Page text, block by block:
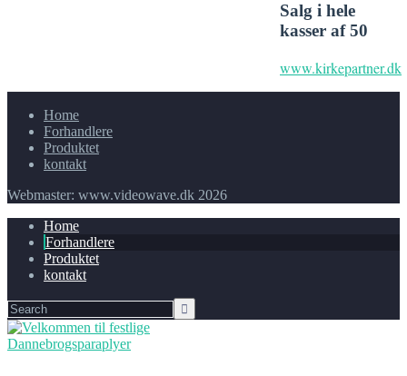
Salg i hele
kasser af 50
www.kirkepartner.dk
Home
Forhandlere
Produktet
kontakt
Webmaster: www.videowave.dk 2026
Home
Forhandlere
Produktet
kontakt